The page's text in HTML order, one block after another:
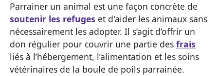
Parrainer un animal est une façon concrète de
soutenir les refuges et d'aider les animaux sans
nécessairement les adopter. Il s’agit d’offrir un
don régulier pour couvrir une partie des frais
liés à l’hébergement, l’alimentation et les soins
vétérinaires de la boule de poils parrainée.